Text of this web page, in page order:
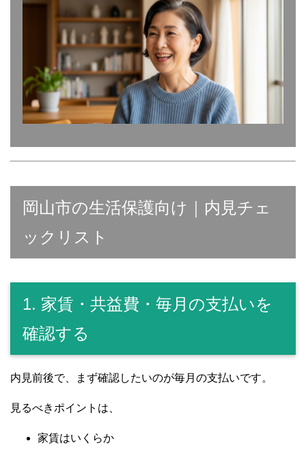
岡山市の生活保護向け｜内見チェ
ックリスト
1. 家賃・共益費・毎月の支払いを
確認する
内見前後で、まず確認したいのが毎月の支払いです。
見るべきポイントは、
家賃はいくらか